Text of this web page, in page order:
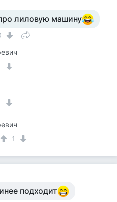
лиловую машину
1
подходит